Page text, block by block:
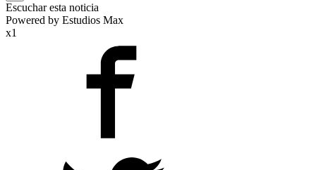
Escuchar esta noticia
Powered by Estudios Max
x1